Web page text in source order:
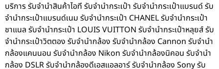
บริการ รับจำนำสินค้าไอที รับจำนำกระเป๋า รับจำนำกระเป๋าแบรนด์ รับ
จำนำกระเป๋าแบรนด์เนม รับจำนำกระเป๋า CHANEL รับจำนำกระเป๋า
ชาแนล รับจำนำกระเป๋า LOUIS VUITTON รับจำนำกระเป๋าหลุยส์ รับ
จำนำกระเป๋าวิตตอง รับจำนำกล้อง รับจำนำกล้อง Cannon รับจำนำ
กล้องแคนนอน รับจำนำกล้อง Nikon รับจำนำกล้องนิคอน รับจำนำ
กล้อง DSLR รับจำนำกล้องดีเอสแอลอาร์ รับจำนำกล้อง Sony รับ